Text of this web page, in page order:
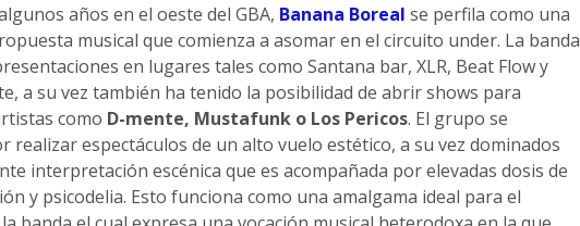
años en el oeste del GBA, Banana Boreal se perfila como una
musical que comienza a asomar en el circuito under. La banda
en lugares tales como Santana bar, XLR, Beat Flow y
a su vez también ha tenido la posibilidad de abrir shows para
como D-mente, Mustafunk o Los Pericos. El grupo se
realizar espectáculos de un alto vuelo estético, a su vez dominados
interpretación escénica que es acompañada por elevadas dosis de
y psicodelia. Esto funciona como una amalgama ideal para el